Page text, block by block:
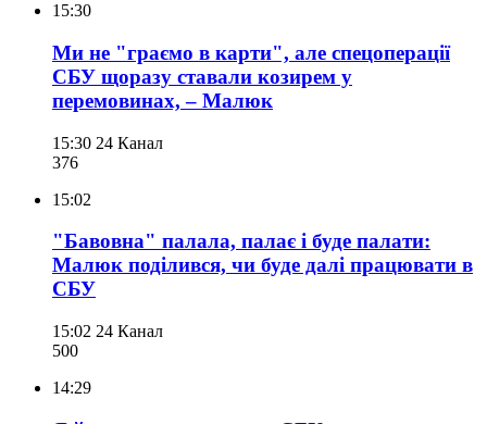
15:30
Ми не "граємо в карти", але спецоперації
СБУ щоразу ставали козирем у
перемовинах, – Малюк
15:30 24 Канал
376
15:02
"Бавовна" палала, палає і буде палати:
Малюк поділився, чи буде далі працювати в
СБУ
15:02 24 Канал
500
14:29